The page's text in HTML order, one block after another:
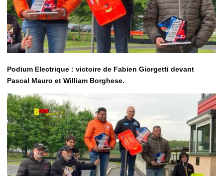
Podium Electrique : victoire de Fabien Giorgetti devant
Pascal Mauro et William Borghese.